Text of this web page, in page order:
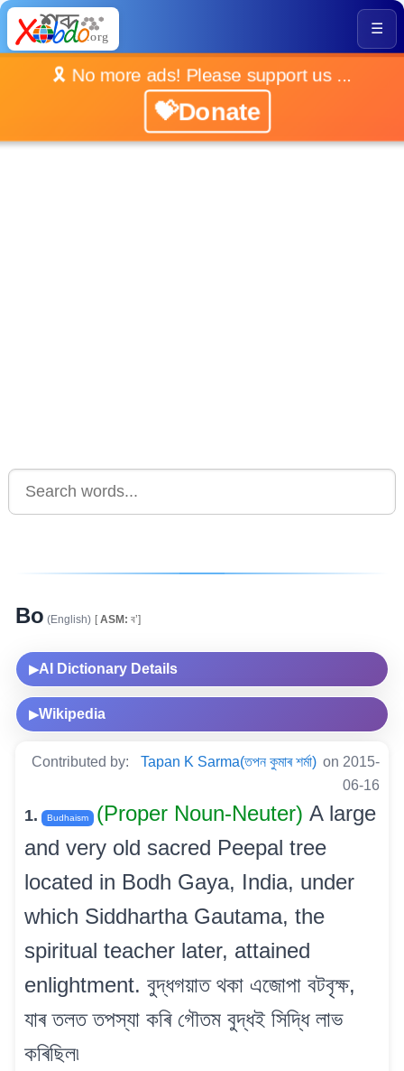
☰
🎗️ No more ads! Please support us ...
💝Donate
Bo (English) [ASM: ব’]
▶AI Dictionary Details
▶Wikipedia
Contributed by: Tapan K Sarma(তপন কুমাৰ শৰ্মা) on 2015-
06-16
1. Budhaism (Proper Noun-Neuter) A large
and very old sacred Peepal tree
located in Bodh Gaya, India, under
which Siddhartha Gautama, the
spiritual teacher later, attained
enlightment. বুদ্ধগয়াত থকা এজোপা বটবৃক্ষ,
যাৰ তলত তপস্যা কৰি গৌতম বুদ্ধই সিদ্ধি লাভ
কৰিছিল৷